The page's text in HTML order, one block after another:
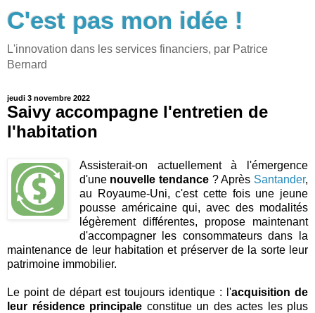
C'est pas mon idée !
L'innovation dans les services financiers, par Patrice
Bernard
jeudi 3 novembre 2022
Saivy accompagne l'entretien de
l'habitation
Assisterait-on actuellement à l'émergence
d'une nouvelle tendance ? Après Santander,
au Royaume-Uni, c'est cette fois une jeune
pousse américaine qui, avec des modalités
légèrement différentes, propose maintenant
d'accompagner les consommateurs dans la
maintenance de leur habitation et préserver de la sorte leur
patrimoine immobilier.
Le point de départ est toujours identique : l'acquisition de
leur résidence principale constitue un des actes les plus